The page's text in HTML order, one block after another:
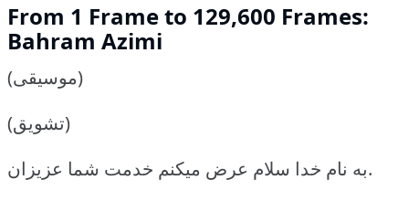
From 1 Frame to 129,600 Frames:
Bahram Azimi
(موسیقی)
(تشویق)
به نام خدا سلام عرض میکنم خدمت شما عزیزان.